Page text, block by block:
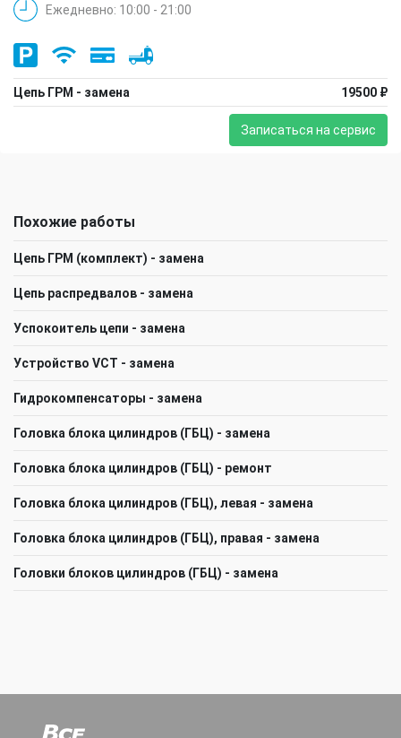
Ежедневно: 10:00 - 21:00
Цепь ГРМ - замена 19500 ₽
Записаться на сервис
Похожие работы
Цепь ГРМ (комплект) - замена
Цепь распредвалов - замена
Успокоитель цепи - замена
Устройство VCT - замена
Гидрокомпенсаторы - замена
Головка блока цилиндров (ГБЦ) - замена
Головка блока цилиндров (ГБЦ) - ремонт
Головка блока цилиндров (ГБЦ), левая - замена
Головка блока цилиндров (ГБЦ), правая - замена
Головки блоков цилиндров (ГБЦ) - замена